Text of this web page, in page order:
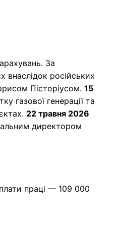
За
російських
Пісторіусом. 15
газової генерації та
22 травня 2026
директором
праці — 109 000